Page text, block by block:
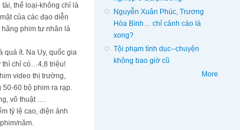
thể loại-không chỉ là
của các đạo diễn
phim tư nhân là
quá ít. Na Uy, quốc gia
thì chỉ có…4,8 triệu!
video thị trường,
60 bộ phim ra rạp.
võ thuật ….
tỷ lệ cao, điện ảnh
năm.
Nguyễn Xuân Phúc, Trương
Hòa Bình… chỉ cảnh cáo là
xong?
Tội phạm tình dục--chuyện
không bao giờ cũ
More